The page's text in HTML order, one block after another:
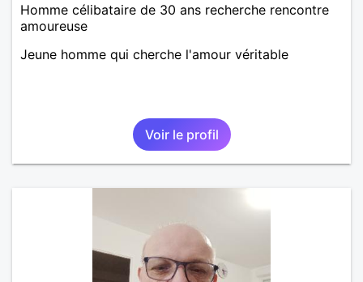
Homme célibataire de 30 ans recherche rencontre
amoureuse
Jeune homme qui cherche l'amour véritable
Voir le profil